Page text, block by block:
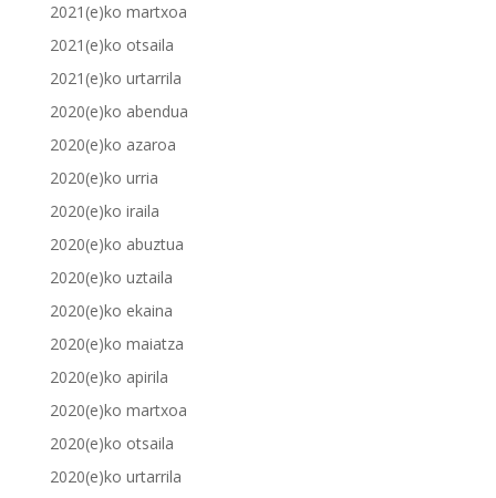
2021(e)ko martxoa
2021(e)ko otsaila
2021(e)ko urtarrila
2020(e)ko abendua
2020(e)ko azaroa
2020(e)ko urria
2020(e)ko iraila
2020(e)ko abuztua
2020(e)ko uztaila
2020(e)ko ekaina
2020(e)ko maiatza
2020(e)ko apirila
2020(e)ko martxoa
2020(e)ko otsaila
2020(e)ko urtarrila